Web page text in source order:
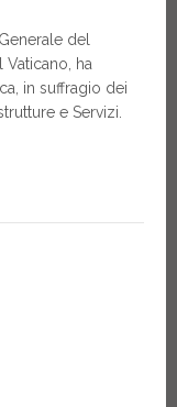
del
ha
in suffragio dei
e Servizi.